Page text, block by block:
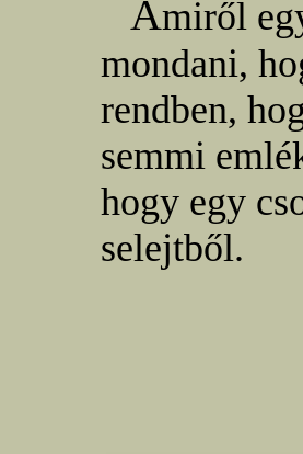
Amiről
mondani,
rendben,
semmi
hogy egy
selejtből.